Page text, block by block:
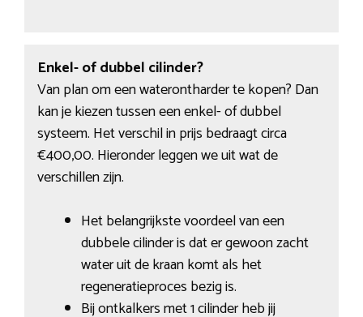
Enkel- of dubbel cilinder?
Van plan om een waterontharder te kopen? Dan
kan je kiezen tussen een enkel- of dubbel
systeem. Het verschil in prijs bedraagt circa
€400,00. Hieronder leggen we uit wat de
verschillen zijn.
Het belangrijkste voordeel van een
dubbele cilinder is dat er gewoon zacht
water uit de kraan komt als het
regeneratieproces bezig is.
Bij ontkalkers met 1 cilinder heb jij